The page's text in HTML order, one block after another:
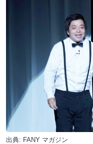
出典: FANY マガジン